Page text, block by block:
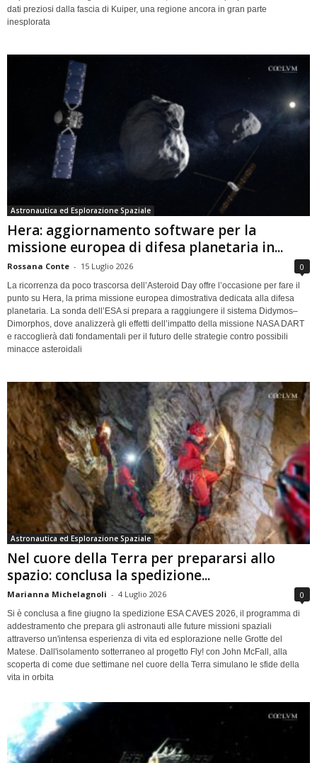
dati preziosi dalla fascia di Kuiper, una regione ancora in gran parte
inesplorata
Astronautica ed Esplorazione Spaziale
Hera: aggiornamento software per la
missione europea di difesa planetaria in...
Rossana Conte - 15 Luglio 2026 0
La ricorrenza da poco trascorsa dell’Asteroid Day offre l’occasione per fare il
punto su Hera, la prima missione europea dimostrativa dedicata alla difesa
planetaria. La sonda dell’ESA si prepara a raggiungere il sistema Didymos–
Dimorphos, dove analizzerà gli effetti dell’impatto della missione NASA DART
e raccoglierà dati fondamentali per il futuro delle strategie contro possibili
minacce asteroidali
Astronautica ed Esplorazione Spaziale
Nel cuore della Terra per prepararsi allo
spazio: conclusa la spedizione...
Marianna Michelagnoli - 4 Luglio 2026 0
Si è conclusa a fine giugno la spedizione ESA CAVES 2026, il programma di
addestramento che prepara gli astronauti alle future missioni spaziali
attraverso un'intensa esperienza di vita ed esplorazione nelle Grotte del
Matese. Dall'isolamento sotterraneo al progetto Fly! con John McFall, alla
scoperta di come due settimane nel cuore della Terra simulano le sfide della
vita in orbita